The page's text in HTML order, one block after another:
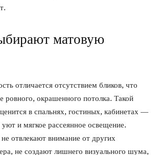
матовую
отличается отсутствием бликов, что
ровного, окрашенного потолка. Такой
в спальнях, гостиных, кабинетах —
и мягкое рассеянное освещение.
отвлекают внимание от других
не создают лишнего визуального шума,